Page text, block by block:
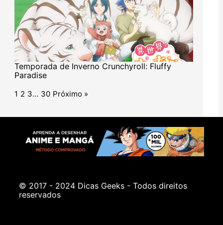
Temporada de Inverno Crunchyroll: Fluffy
Paradise
1 2 3… 30 Próximo »
© 2017 - 2024 Dicas Geeks - Todos direitos
reservados